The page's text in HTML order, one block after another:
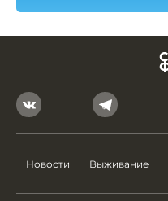
Новости Выживание